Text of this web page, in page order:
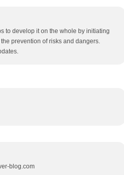
to develop it on the whole by initiating
prevention of risks and dangers.
blog.com